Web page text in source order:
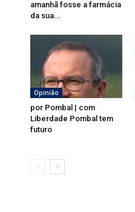
amanhã fosse a farmácia
da sua...
Opinião
por Pombal | com
Liberdade Pombal tem
futuro